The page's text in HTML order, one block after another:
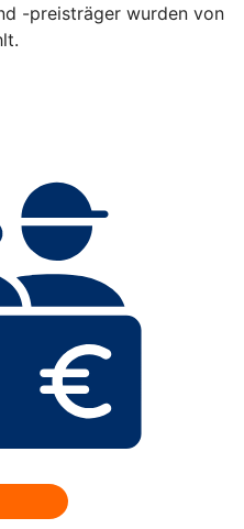
-preisträger wurden von